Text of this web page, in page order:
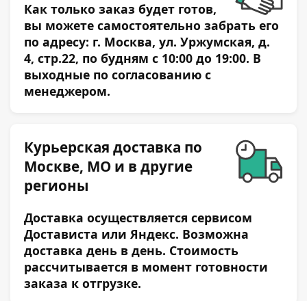
Как только заказ будет готов,
вы можете самостоятельно забрать его
по адресу: г. Москва, ул. Уржумская, д.
4, стр.22, по будням с 10:00 до 19:00. В
выходные по согласованию с
менеджером.
Курьерская доставка по
Москве, МО и в другие
регионы
Доставка осуществляется сервисом
Достависта или Яндекс. Возможна
доставка день в день. Стоимость
рассчитывается в момент готовности
заказа к отгрузке.